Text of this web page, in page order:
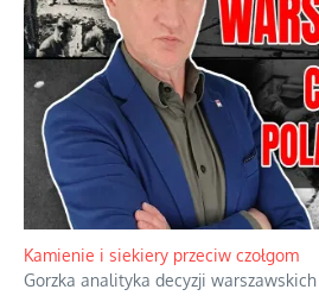
Kamienie i siekiery przeciw czołgom
Gorzka analityka decyzji